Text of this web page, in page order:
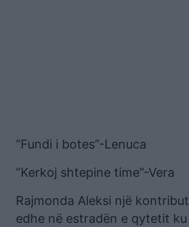
“Fundi i botes”-Lenuca
“Kerkoj shtepine time”-Vera
Rajmonda Aleksi një
edhe në estradën e qytetit